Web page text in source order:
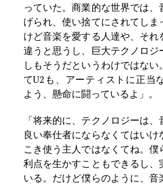
っていた。商業的な世界では
げられ、使い捨てにされてし
けど音楽を愛する人達や、それ
違うと思うし、巨大テクノロ
しもそうだというわけではな
てU2も、アーティストに正当
よう、懸命に闘っているよ」。
「将来的に、テクノロジーは
良い奉仕者にならなくてはい
こき使う主人ではなくてね。
利点を生かすこともできるし、
いる。だけど僕らのように、音